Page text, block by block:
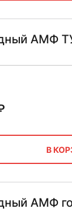
АМФ
В
АМФ